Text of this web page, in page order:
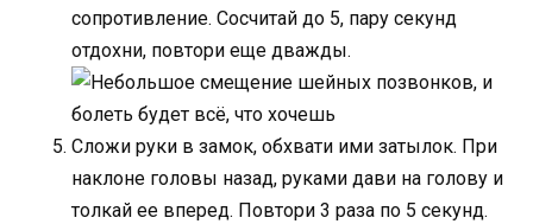
сопротивление. Сосчитай до 5, пару секунд
отдохни, повтори еще дважды.
Сложи руки в замок, обхвати ими затылок. При
наклоне головы назад, руками дави на голову и
толкай ее вперед. Повтори 3 раза по 5 секунд.